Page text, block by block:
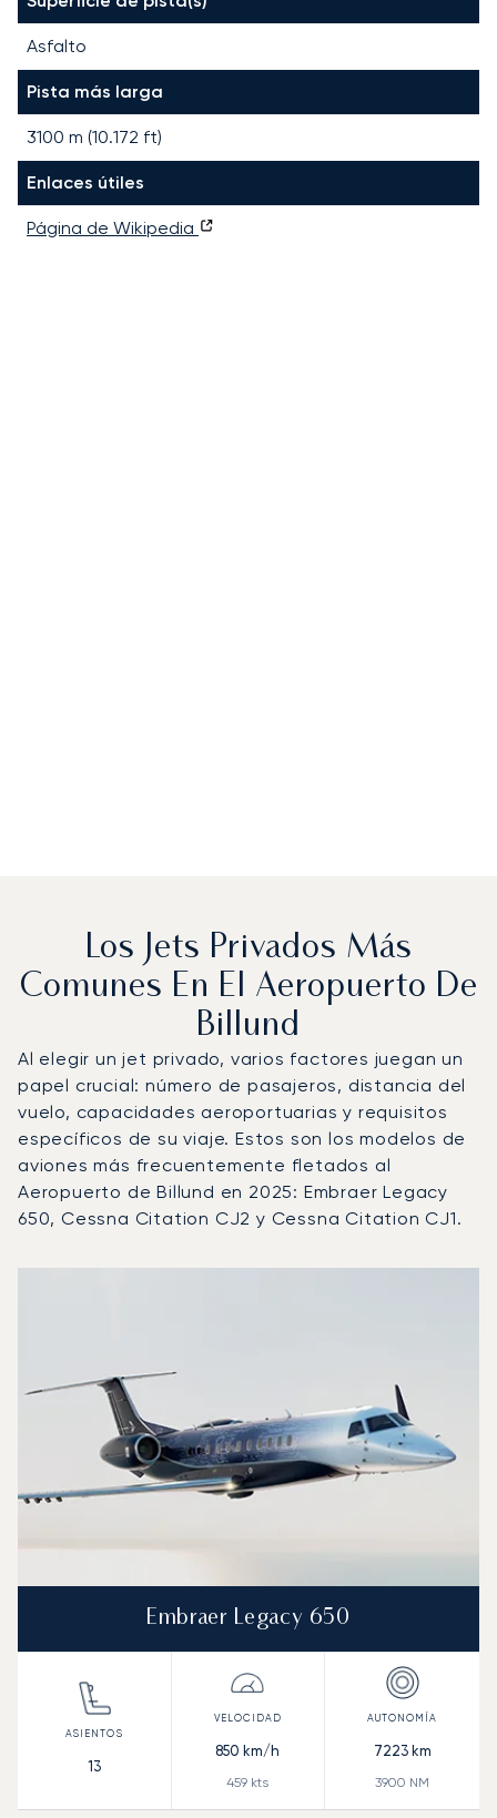
Asfalto
Pista más larga
3100 m (10.172 ft)
Enlaces útiles
Página de Wikipedia
Los Jets Privados Más
Comunes En El Aeropuerto De
Billund
Al elegir un jet privado, varios factores juegan un
papel crucial: número de pasajeros, distancia del
vuelo, capacidades aeroportuarias y requisitos
específicos de su viaje. Estos son los modelos de
aviones más frecuentemente fletados al
Aeropuerto de Billund en 2025: Embraer Legacy
650, Cessna Citation CJ2 y Cessna Citation CJ1.
Embraer Legacy 650
13
850 km/h
459 kts
7223km
3900 NM